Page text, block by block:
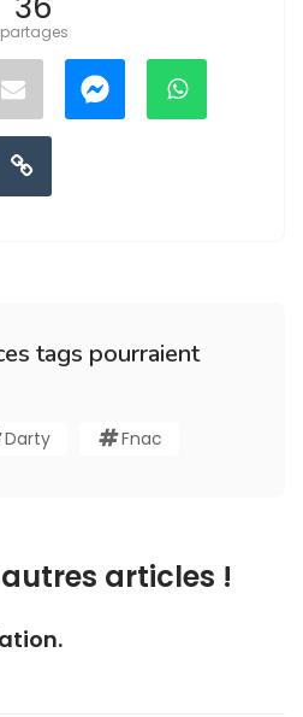
partages
tags pourraient
Darty Fnac
articles !